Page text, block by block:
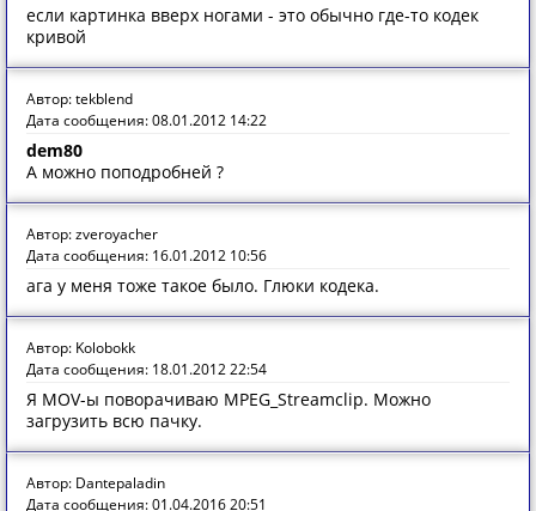
если картинка вверх ногами - это обычно где-то кодек
кривой
Автор: tekblend
Дата сообщения: 08.01.2012 14:22
dem80
А можно поподробней ?
Автор: zveroyacher
Дата сообщения: 16.01.2012 10:56
ага у меня тоже такое было. Глюки кодека.
Автор: Kolobokk
Дата сообщения: 18.01.2012 22:54
Я MOV-ы поворачиваю MPEG_Streamclip. Можно
загрузить всю пачку.
Автор: Dantepaladin
Дата сообщения: 01.04.2016 20:51